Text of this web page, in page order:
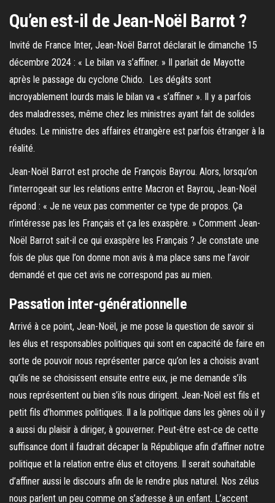
Qu’en est-il de Jean-Noël Barrot ?
Invité de France Inter, Jean-Noël Barrot déclarait le dimanche 15
décembre 2024 : « Le bilan va s’affiner. » Il parlait de Mayotte
après le passage du cyclone Chido. Les dégâts sont
incroyablement lourds mais le bilan va « s’affiner ». Il y a parfois
des maladresses, même chez les ministres ayant fait de solides
études. Le ministre des affaires étrangère est parfois étranger à la
réalité.
Jean-Noël Barrot est proche de François Bayrou. Alors, lorsqu’on
l’interrogeait sur les relations entre Macron et Bayrou, Jean-Noël
répond : « Je ne veux pas commenter ce type de propos. Ça
n’intéresse pas les Français et ça les exaspère. » Comment Jean-
Noël Barrot sait-il ce qui exaspère les Français ? Je constate une
fois de plus que l’on donne mon avis à ma place sans me l’avoir
demandé et que cet avis ne correspond pas au mien.
Passation inter-générationnelle
Arrivé à ce point, Jean-Noël, je me pose la question de savoir si
les élus et responsables politiques qui sont en capacité de faire en
sorte de pouvoir nous représenter parce qu’on les a choisis avant
qu’ils ne se choisissent ensuite entre eux, je me demande s’ils
nous représentent ou bien s’ils nous dirigent. Jean-Noël est fils et
petit fils d’hommes politiques. Il a la politique dans les gènes où il y
a aussi du plaisir à diriger, à gouverner. Peut-être est-ce de cette
suffisance dont il faudrait décaper la République afin d’affiner notre
politique et la relation entre élus et citoyens. Il serait souhaitable
d’affiner aussi le discours afin de le rendre plus naturel. Nos zélus
nous parlent un peu comme on s’adresse à un enfant. L’accent